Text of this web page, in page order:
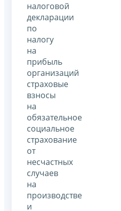
налоговой
декларации
по
налогу
на
прибыль
организаций
страховые
взносы
на
обязательное
социальное
страхование
от
несчастных
случаев
на
производстве
и